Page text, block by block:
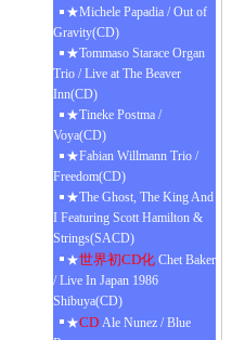
★Michele Papadia / Out of
Gravity(CD)
★Tommaso Starace Organ
Trio / Live at The Beaver
Inn(CD)
★Tineke Postma /
Voya(CD)
★Fabian Willmann Trio /
Freedom(CD)
★The Ghost, The King And
I Featuring Scott Hamilton &
Strings(SACD)
★世界初CD化 Chet Baker
/ Live In Japan 1986
Shibuya(CD)
★CD Ale Nunez / Blue